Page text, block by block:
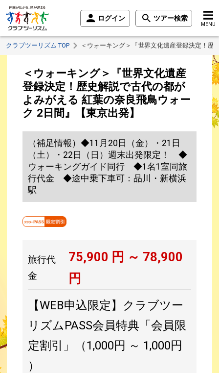
ログイン ツアー検索
MENU
クラブツーリズム TOP ＜ウォーキング＞『世界文化遺産登録決定！
＜ウォーキング＞『世界文化遺産
登録決定！歴史解説で古代の都が
よみがえる 紅葉の奈良飛鳥ウォー
ク 2日間』【東京出発】
（補足情報）◆11月20日（金）・21日
（土）・22日（日）週末出発限定！ ◆
ウォーキングガイド同行 ◆1名1室同旅
行代金 ◆途中乗下車可：品川・新横浜
駅
旅行代
金
75,900 円 ～ 78,900
円
【WEB申込限定】クラブツー
リズムPASS会員特典「会員限
定割引」（1,000円 ～ 1,000円
）